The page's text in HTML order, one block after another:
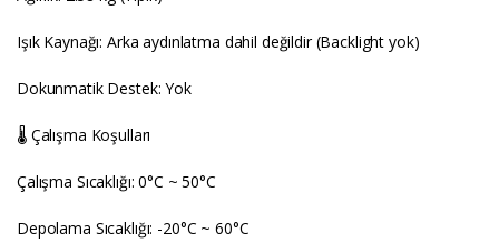
Işık Kaynağı: Arka aydınlatma dahil değildir (Backlight yok)
Dokunmatik Destek: Yok
🌡️ Çalışma Koşulları
Çalışma Sıcaklığı: 0°C ~ 50°C
Depolama Sıcaklığı: -20°C ~ 60°C